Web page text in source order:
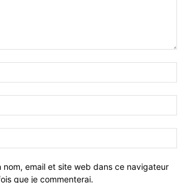
nom, email et site web dans ce navigateur
que je commenterai.